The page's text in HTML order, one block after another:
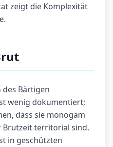
zeigt die Komplexität
des Bärtigen
wenig dokumentiert;
dass sie monogam
Brutzeit territorial sind.
in geschützten